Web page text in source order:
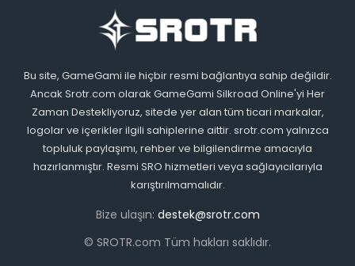
Bu site, GameGami ile hiçbir resmi bağlantıya sahip değildir.
Ancak Srotr.com olarak GameGami Silkroad Online'yi Her
Zaman Destekliyoruz, sitede yer alan tüm ticari markalar,
logolar ve içerikler ilgili sahiplerine aittir. srotr.com yalnızca
topluluk paylaşımı, rehber ve bilgilendirme amacıyla
hazırlanmıştır. Resmi SRO hizmetleri veya sağlayıcılarıyla
karıştırılmamalıdır.
Bize ulaşın: destek@srotr.com
© SROTR.com Tüm hakları saklıdır.